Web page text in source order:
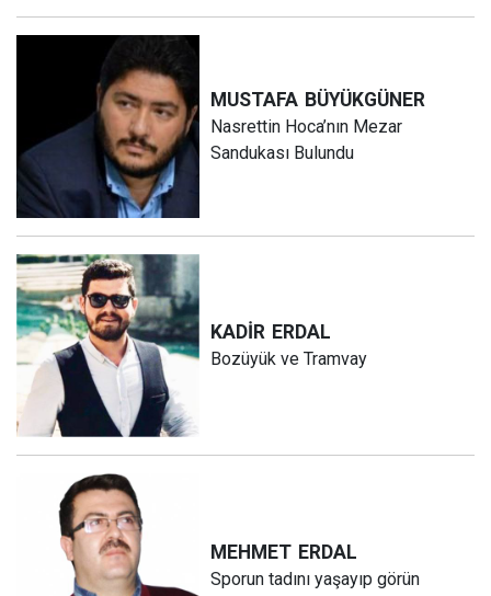
MUSTAFA BÜYÜKGÜNER
Nasrettin Hoca’nın Mezar
Sandukası Bulundu
KADİR ERDAL
Bozüyük ve Tramvay
MEHMET ERDAL
Sporun tadını yaşayıp görün